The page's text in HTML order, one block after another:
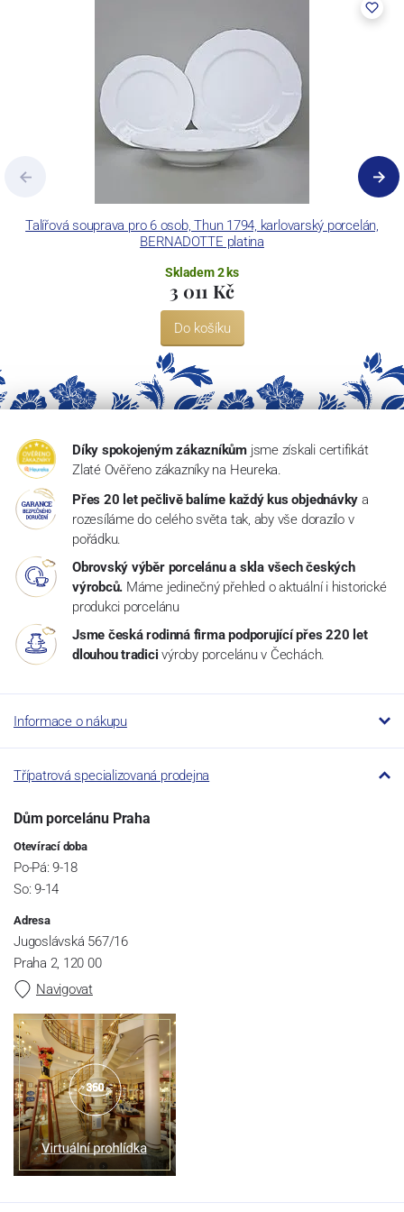
Concordia Lesov používá ochrannou známku LC a Thun Hotel &
Talířová souprava pro 6 osob, Thun 1794, karlovarský porcelán,
BERNADOTTE platina
Skladem 2 ks
3 011 Kč
Do košíku
Díky spokojeným zákazníkům jsme získali certifikát
Zlaté Ověřeno zákazníky na Heureka.
Přes 20 let pečlivě balíme každý kus objednávky a
rozesíláme do celého světa tak, aby vše dorazilo v
pořádku.
Obrovský výběr porcelánu a skla všech českých
výrobců. Máme jedinečný přehled o aktuální i historické
produkci porcelánu
Jsme česká rodinná firma podporující přes 220 let
dlouhou tradici výroby porcelánu v Čechách.
Informace o nákupu
Třípatrová specializovaná prodejna
Dům porcelánu Praha
Otevírací doba
Po-Pá: 9-18
So: 9-14
Adresa
Jugoslávská 567/16
Praha 2, 120 00
Navigovat